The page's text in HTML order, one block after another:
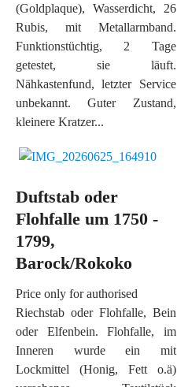
(Goldplaque), Wasserdicht, 26
Rubis, mit Metallarmband.
Funktionstüchtig, 2 Tage
getestet, sie läuft.
Nähkastenfund, letzter Service
unbekannt. Guter Zustand,
kleinere Kratzer...
Duftstab oder
Flohfalle um 1750 -
1799,
Barock/Rokoko
Price only for authorised
Riechstab oder Flohfalle, Bein
oder Elfenbein. Flohfalle, im
Inneren wurde ein mit
Lockmittel (Honig, Fett o.ä)